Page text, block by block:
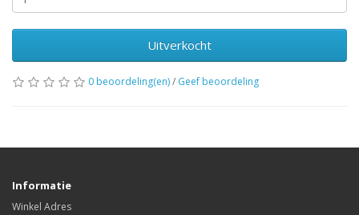
Uitverkocht
0 beoordeling(en)/ Geef beoordeling
Informatie
Winkel Adres